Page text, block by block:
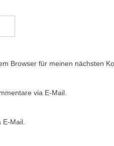
Browser für meinen nächsten
via E-Mail.
E-Mail.